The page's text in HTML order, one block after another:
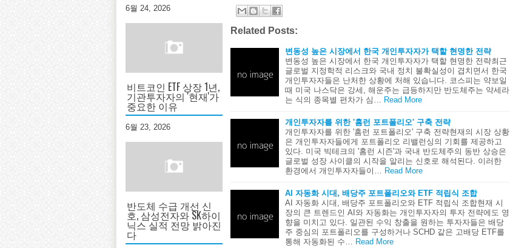
6월 24, 2026
비트코인 ETF 상장 1년,
기관투자자의 '현재'가
중요한 이유
6월 23, 2026
반도체 수급 개선 신
호, 삼성전자와 SK하이
닉스 실적 전망 밝아진
다
Related Posts:
변동성 높은 시장에서 한국 개인투자자가 택할 현명한 전략
변동성 높은 시장에서 한국 개인투자자가 택할 현명한 전략최근
글로벌 지정학적 리스크와 국내 정치 불확실성이 겹치면서 한국
개인투자자들은 난처한 상황에 처해 있습니다. 코스피는 약보일
때 미국 나스닥은 강세, 해운주는 급등하지만 반도체주는 약세라
는 식의 종목별 편차가 심…
Read More
개인투자자를 위한 '홈런 포트폴리오' 구축 전략
개인투자자를 위한 '홈런 포트폴리오' 구축 전략현재의 시장 상황
은 개인투자자들에게 포트폴리오 리밸런싱의 기회를 제공하고
있다. 미국 빅테크의 '홈런 시즌'과 국내 반도체주의 동반 상승은
글로벌 성장 사이클의 시작을 알리는 신호로 해석된다. 이러한
환경에서 개인투자자들이…
Read More
AI 자동화 시대, 배당주 포트폴리오와 ETF 적립식 조합
AI 자동화 시대, 배당주 포트폴리오와 ETF 적립식 조합현재 시
장의 큰 트렌드인 AI와 자동화는 개인투자자의 투자 전략에도 영
향을 미치고 있다. 일관된 수익 창출을 원하는 투자자들은 배당
주 중심의 포트폴리오를 구성하거나 SCHD 같은 고배당 ETF를
통해 자동화된 수…
Read More